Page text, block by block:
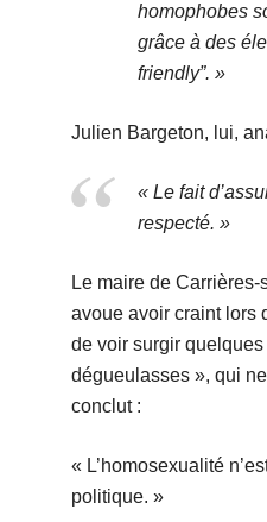
homophobes
grâce à des
friendly”. »
Julien Bargeton, lui,
« Le fait
respecté. »
Le maire de
avoue avoir craint lors
de voir surgir quelques
dégueulasses », qui
conclut :
« L’homosexualité
politique. »